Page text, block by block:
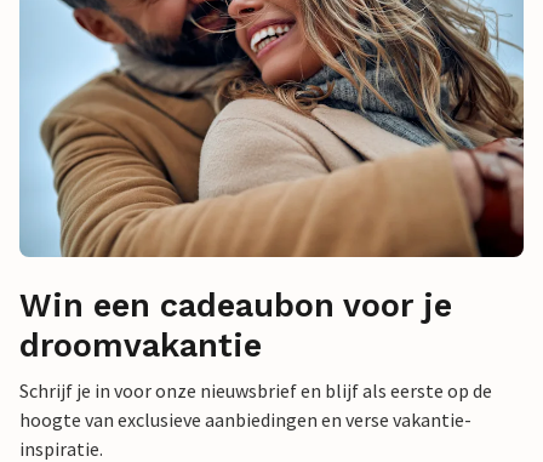
Win een cadeaubon voor je
droomvakantie
Schrijf je in voor onze nieuwsbrief en blijf als eerste op de
hoogte van exclusieve aanbiedingen en verse vakantie-
inspiratie.